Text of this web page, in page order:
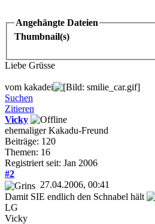
Angehängte Dateien
Thumbnail(s)
Liebe Grüsse
vom kakadei
Suchen
Zitieren
Vicky
ehemaliger Kakadu-Freund
Beiträge: 120
Themen: 16
Registriert seit: Jan 2006
#2
27.04.2006, 00:41
Damit SIE endlich den Schnabel hält
LG
Vicky